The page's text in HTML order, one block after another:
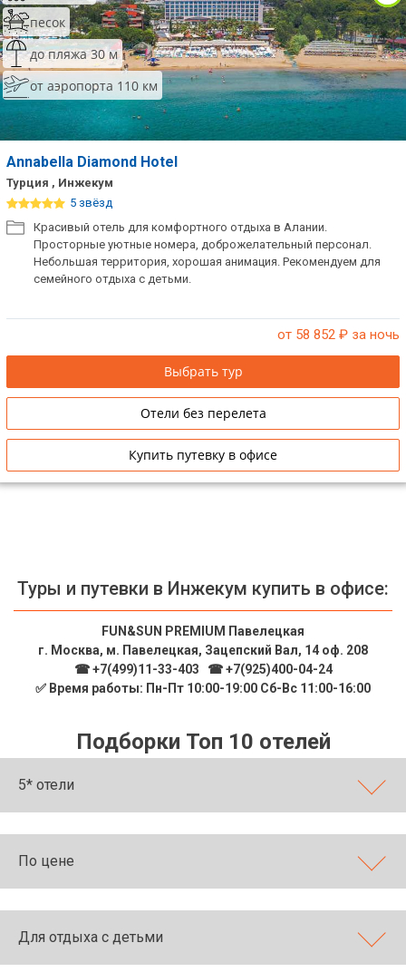
песок
до пляжа 30 м
от аэропорта 110 км
Annabella Diamond Hotel
Турция , Инжекум
5 звёзд
Красивый отель для комфортного отдыха в Алании.
Просторные уютные номера, доброжелательный персонал.
Небольшая территория, хорошая анимация. Рекомендуем для
семейного отдыха с детьми.
от 58 852 ₽ за ночь
Выбрать тур
Отели без перелета
Купить путевку в офисе
Туры и путевки в Инжекум купить в офисе:
FUN&SUN PREMIUM Павелецкая
г. Москва, м. Павелецкая, Зацепский Вал, 14 оф. 208
☎ +7(499)11-33-403
☎ +7(925)400-04-24
✅ Время работы: Пн-Пт 10:00-19:00 Сб-Вс 11:00-16:00
Подборки Топ 10 отелей
5* отели
По цене
Для отдыха с детьми